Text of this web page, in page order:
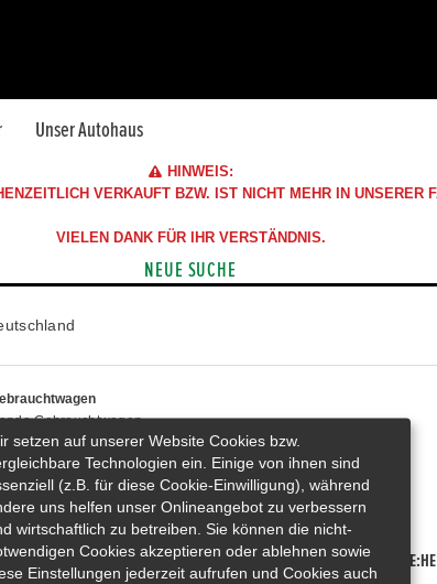
Unser Autohaus
HINWEIS:
VERKAUFT BZW. IST NICHT MEHR IN UNSERER
VIELEN DANK FÜR IHR VERSTÄNDNIS.
NEUE SUCHE
Gebrauchtwagen
Vorführwagen
HONDA HR-V E:HEV HONDA ZR-V E:HEV HONDA CR-V
setzen auf unserer Website Cookies bzw.
Technologien ein. Einige von ihnen sind
(z.B. für diese Cookie-Einwilligung), während
uns helfen unser Onlineangebot zu verbessern
wirtschaftlich zu betreiben. Sie können die nicht-
Cookies akzeptieren oder ablehnen sowie
Einstellungen jederzeit aufrufen und Cookies auch